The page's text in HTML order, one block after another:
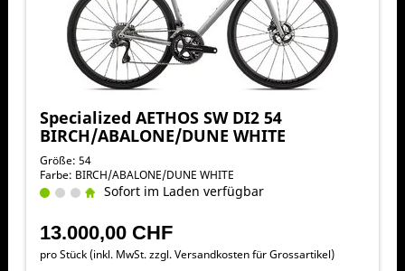
Specialized AETHOS SW DI2 54
BIRCH/ABALONE/DUNE WHITE
Größe: 54
Farbe: BIRCH/ABALONE/DUNE WHITE
Sofort im Laden verfügbar
13.000,00 CHF
pro Stück (inkl. MwSt. zzgl.Versandkosten für Grossartikel)